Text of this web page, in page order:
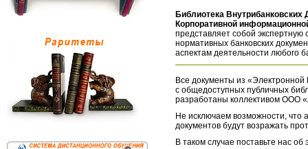
Библиотека
Корпоративной
представляет собой экспертную
нормативных банковских
аспектам деятельности любого
Все документы из «Электронной
с общедоступных публичных
разработаны коллективом ООО
Не исключаем возможности, что
документов будут возражать
В таком случае поставьте нас